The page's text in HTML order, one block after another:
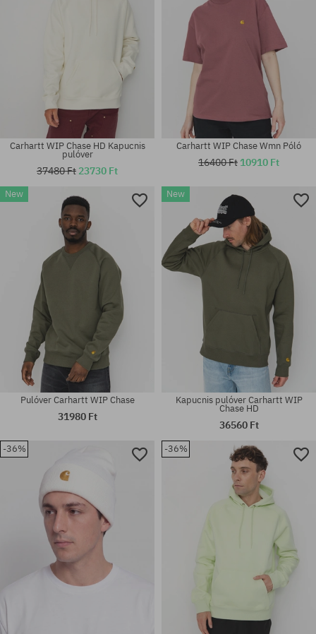
Elérhető méretek:
Elérhető méretek:
Elérhető méretek:
Carhartt WIP Chase HD Kapucnis
pulóver
37480 Ft 23730 Ft
Elérhető méretek:
Carhartt WIP Chase Wmn Póló
16400 Ft 10910 Ft
New
Pulóver Carhartt WIP Chase
31980 Ft
New
Kapucnis pulóver Carhartt WIP
Chase HD
36560 Ft
-36% -36%